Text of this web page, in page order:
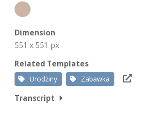
Dimension
551 x 551 px
Related Templates
Urodziny Zabawka
Transcript